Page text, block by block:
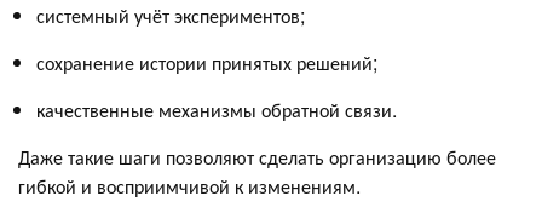
системный учёт экспериментов;
сохранение истории принятых решений;
качественные механизмы обратной связи.
Даже такие шаги позволяют сделать организацию более
гибкой и восприимчивой к изменениям.